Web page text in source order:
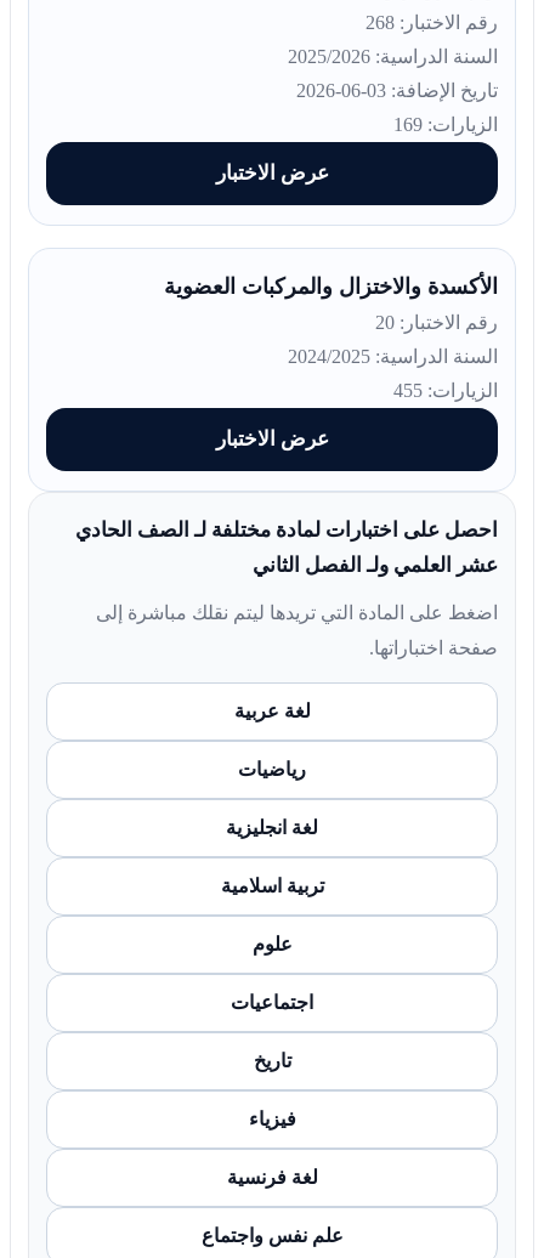
رقم الاختبار: 268
السنة الدراسية: 2025/2026
تاريخ الإضافة: 03-06-2026
الزيارات: 169
عرض الاختبار
الأكسدة والاختزال والمركبات العضوية
رقم الاختبار: 20
السنة الدراسية: 2024/2025
الزيارات: 455
عرض الاختبار
احصل على اختبارات لمادة مختلفة لـ الصف الحادي
عشر العلمي ولـ الفصل الثاني
اضغط على المادة التي تريدها ليتم نقلك مباشرة إلى
صفحة اختباراتها.
لغة عربية
رياضيات
لغة انجليزية
تربية اسلامية
علوم
اجتماعيات
تاريخ
فيزياء
لغة فرنسية
علم نفس واجتماع